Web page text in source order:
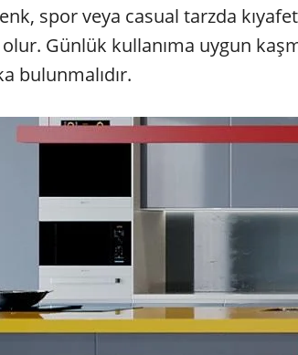
spor veya casual tarzda
Günlük kullanıma uygun
bulunmalıdır.